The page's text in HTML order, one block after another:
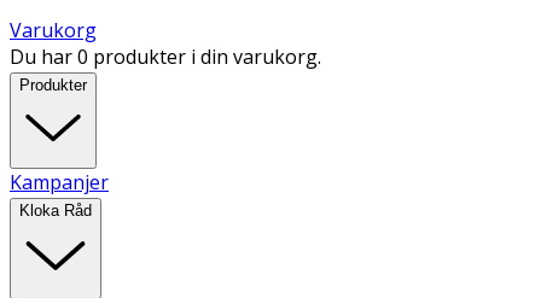
Varukorg
Du har 0 produkter i din varukorg.
Produkter
Kampanjer
Kloka Råd